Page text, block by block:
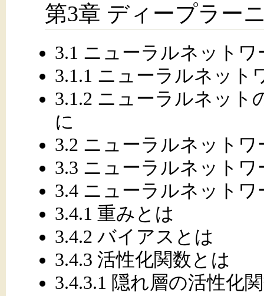
第3章 ディープラー
3.1 ニューラルネット
3.1.1 ニューラルネット
3.1.2 ニューラルネッ
に
3.2 ニューラルネット
3.3 ニューラルネットワ
3.4 ニューラルネット
3.4.1 重みとは
3.4.2 バイアスとは
3.4.3 活性化関数とは
3.4.3.1 隠れ層の活性化